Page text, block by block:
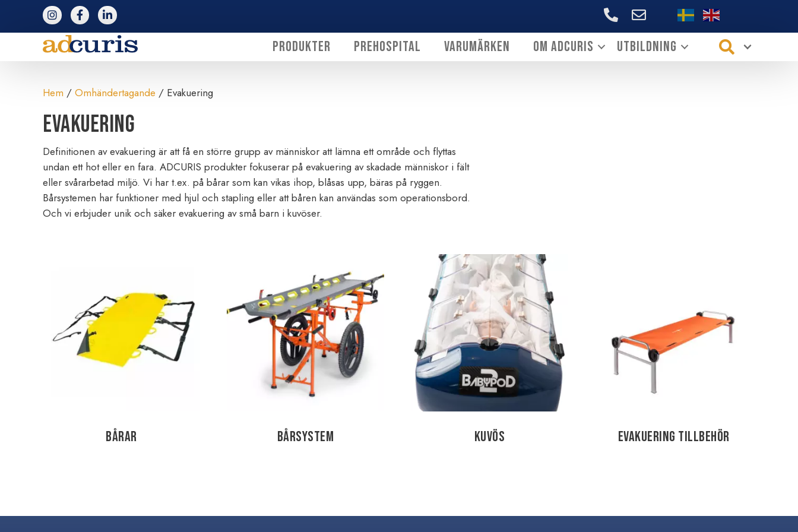
följ adcuris på instagram
följ adcuris på facebook
följ adcuris på linkedin +46706144339
Produkter Prehospital Varumärken Om ADCURIS Utbildning
Hem / Omhändertagande / Evakuering
Evakuering
Definitionen av evakuering är att få en större grupp av människor att lämna ett område och flyttas
undan ett hot eller en fara. ADCURIS produkter fokuserar på evakuering av skadade människor i fält
eller svårarbetad miljö. Vi har t.ex. på bårar som kan vikas ihop, blåsas upp, bäras på ryggen.
Bårsystemen har funktioner med hjul och stapling eller att båren kan användas som operationsbord.
Och vi erbjuder unik och säker evakuering av små barn i kuvöser.
Bårar Bårsystem Kuvös Evakuering tillbehör